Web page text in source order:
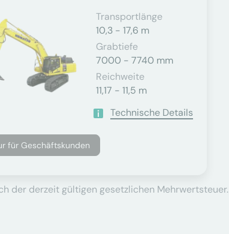
Transportlänge
10,3 - 17,6 m
Grabtiefe
7000 - 7740 mm
Reichweite
11,17 - 11,5 m
Technische Details
für Geschäftskunden
der derzeit gültigen gesetzlichen Mehrwertsteuer.